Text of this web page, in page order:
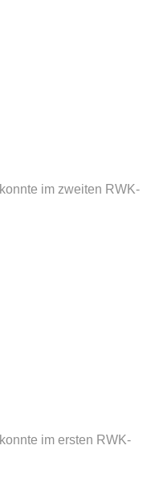
konnte im zweiten RWK-
konnte im ersten RWK-